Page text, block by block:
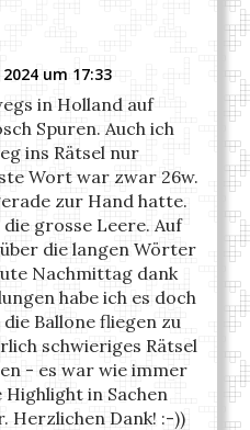
2024 um 17:33
in Holland auf
Spuren. Auch ich
ins Rätsel nur
Wort war zwar 26w.
zur Hand hatte.
grosse Leere. Auf
die langen Wörter
Nachmittag dank
habe ich es doch
Ballone fliegen zu
schwieriges Rätsel
- es war wie immer
in Sachen
Herzlichen Dank! :-))